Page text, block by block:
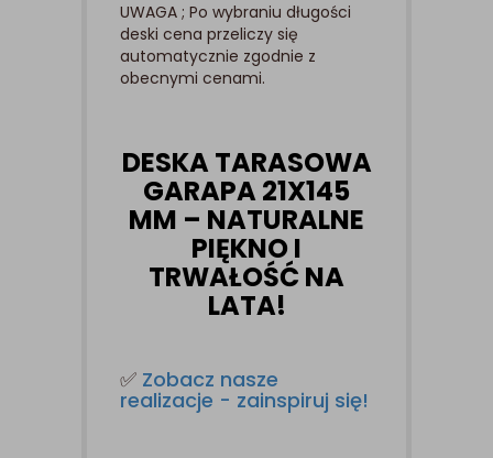
UWAGA ; Po wybraniu długości
deski cena przeliczy się
automatycznie zgodnie z
obecnymi cenami.
DESKA TARASOWA
GARAPA 21X145
MM – NATURALNE
PIĘKNO I
TRWAŁOŚĆ NA
LATA!
✅ Zobacz nasze
realizacje - zainspiruj się!